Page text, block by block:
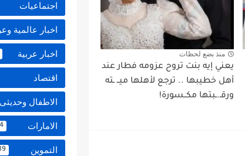
منذ بضع لحظات
يعني إيه بنت تروح عزومه فطار عند
أهل خطيبها .. ترجع لأهلها ميــ ـته
ورقـ.ـبتها مكــسورة!
اجتماعيات
اخبار عالمية
اخبار عربية
اقتصاد
الاطفال وحديثى
الامارات
التموين